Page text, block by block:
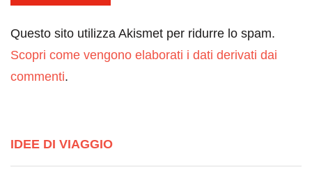
Questo sito utilizza Akismet per ridurre lo spam.
Scopri come vengono elaborati i dati derivati dai
commenti.
IDEE DI VIAGGIO